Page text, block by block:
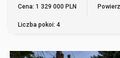
Cena: 1 329 000 PLN
Liczba pokoi: 4